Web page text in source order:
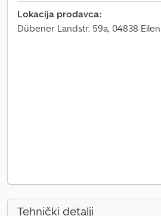
Lokacija prodavca:
Dübener Landstr. 59a, 04838
Tehnički detalji